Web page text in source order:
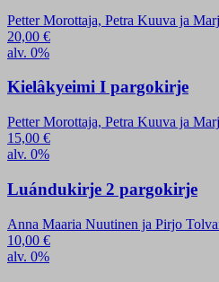
Petter Morottaja, Petra Kuuva ja
20,00 €
alv. 0%
Kielâkyeimi I pargokirje
Petter Morottaja, Petra Kuuva ja
15,00 €
alv. 0%
Luándukirje 2 pargokirje
Anna Maaria Nuutinen ja Pirjo
10,00 €
alv. 0%